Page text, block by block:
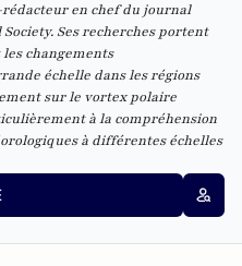
en chef du journal
Ses recherches portent
changements
échelle dans les régions
sur le vortex polaire
à la compréhension
à différentes échelles